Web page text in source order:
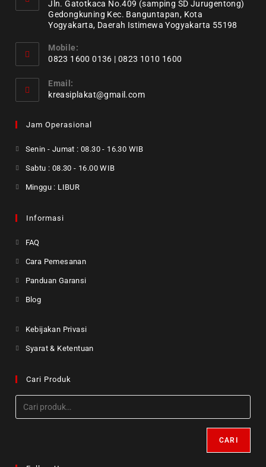
Jln. Gatotkaca No.409 (samping SD Jurugentong)
Gedongkuning Kec. Banguntapan, Kota
Yogyakarta, Daerah Istimewa Yogyakarta 55198
Mobile:
0823 1600 0136 | 0823 1010 1600
Email:
kreasiplakat@gmail.com
Jam Operasional
Senin - Jumat : 08.30 - 16.30 WIB
Sabtu : 08.30 - 16.00 WIB
Minggu : LIBUR
Informasi
FAQ
Cara Pemesanan
Panduan Garansi
Blog
Kebijakan Privasi
Syarat & Ketentuan
Cari Produk
CARI